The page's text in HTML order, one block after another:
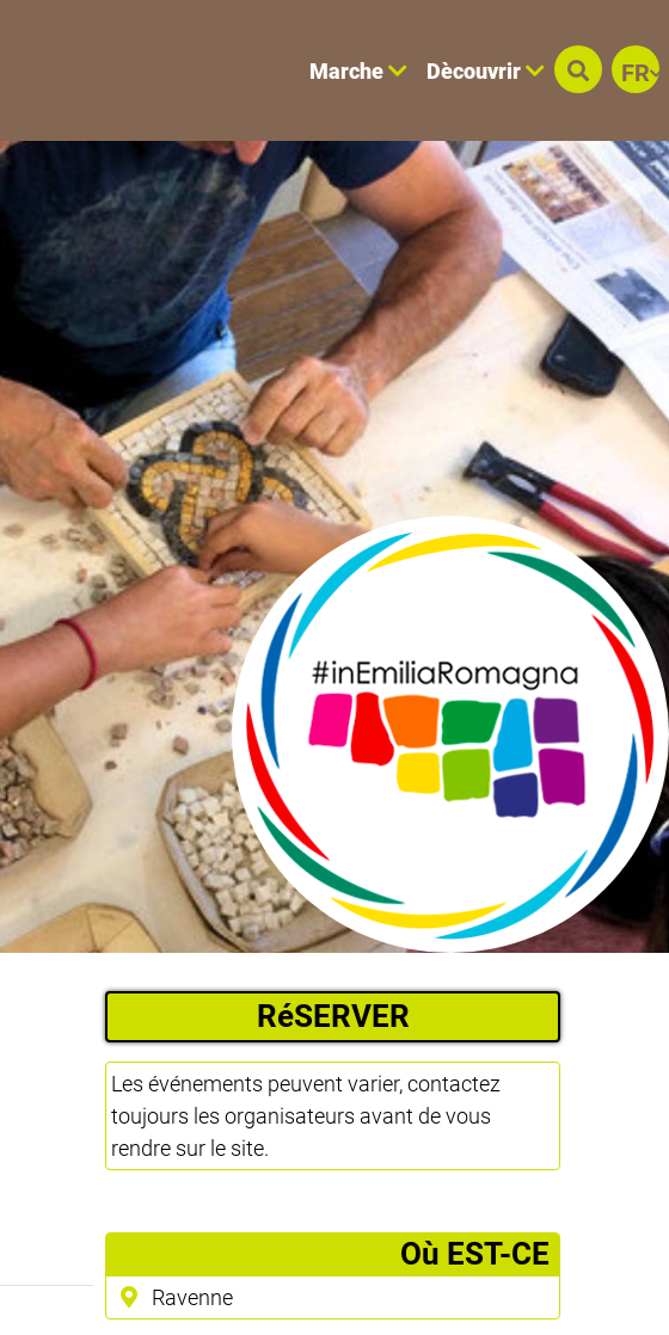
Marche Dècouvrir FR
RéSERVER
Les événements peuvent varier, contactez
toujours les organisateurs avant de vous
rendre sur le site.
­Où EST-CE
Ravenne